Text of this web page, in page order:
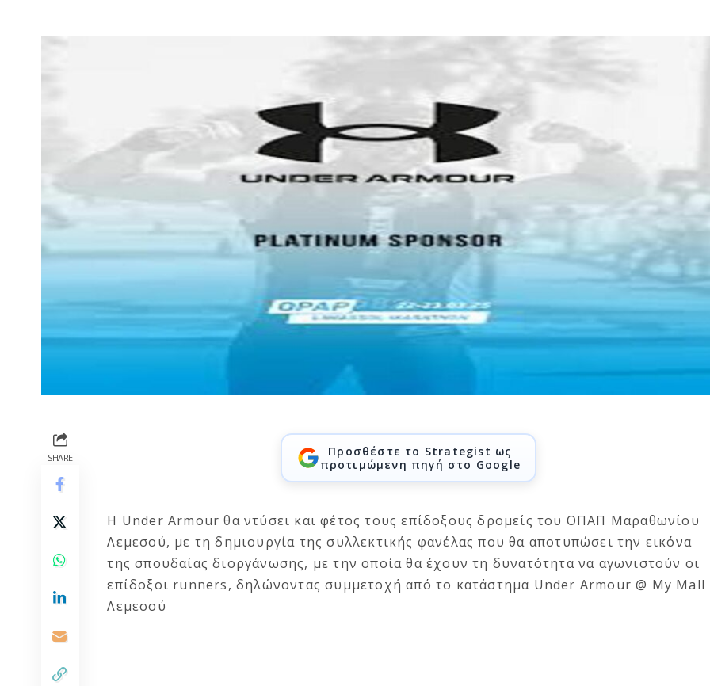
SHARE
Προσθέστε το Strategist ως
προτιμώμενη πηγή στο Google
Η Under Armour θα ντύσει και φέτος τους επίδοξους δρομείς του ΟΠΑΠ Μαραθωνίου
Λεμεσού, με τη δημιουργία της συλλεκτικής φανέλας που θα αποτυπώσει την εικόνα
της σπουδαίας διοργάνωσης, με την οποία θα έχουν τη δυνατότητα να αγωνιστούν οι
επίδοξοι runners, δηλώνοντας συμμετοχή από το κατάστημα Under Armour @ My Mall
Λεμεσού